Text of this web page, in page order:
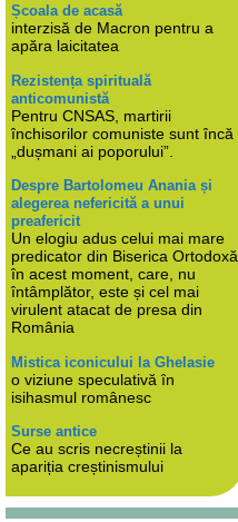
Școala de acasă
interzisă de Macron pentru a
apăra laicitatea
Rezistența spirituală
anticomunistă
Pentru CNSAS, martirii
închisorilor comuniste sunt încă
„dușmani ai poporului”.
Despre Bartolomeu Anania și
alegerea nefericită a unui
preafericit
Un elogiu adus celui mai mare
predicator din Biserica Ortodoxă
în acest moment, care, nu
întâmplător, este și cel mai
virulent atacat de presa din
România
Mistica iconicului la Ghelasie
o viziune speculativă în
isihasmul românesc
Surse antice
Ce au scris necreștinii la
apariția creștinismului